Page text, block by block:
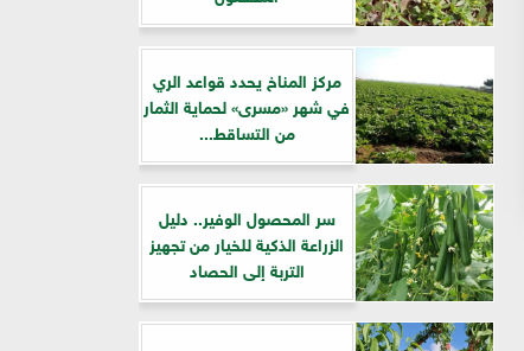
مركز المناخ يحدد قواعد الري
في شهر «مسرى» لحماية الثمار
من التساقط...
سر المحصول الوفير.. دليل
الزراعة الذكية للخيار من تجهيز
التربة إلى الحصاد